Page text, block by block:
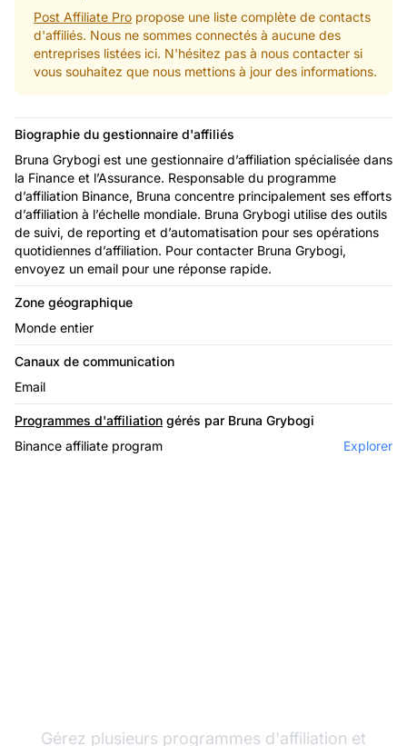
Post Affiliate Pro propose une liste complète de contacts
d'affiliés. Nous ne sommes connectés à aucune des
entreprises listées ici. N'hésitez pas à nous contacter si
vous souhaitez que nous mettions à jour des informations.
Biographie du gestionnaire d'affiliés
Bruna Grybogi est une gestionnaire d’affiliation spécialisée dans
la Finance et l’Assurance. Responsable du programme
d’affiliation Binance, Bruna concentre principalement ses efforts
d’affiliation à l’échelle mondiale. Bruna Grybogi utilise des outils
de suivi, de reporting et d’automatisation pour ses opérations
quotidiennes d’affiliation. Pour contacter Bruna Grybogi,
envoyez un email pour une réponse rapide.
Zone géographique
Monde entier
Canaux de communication
Email
Programmes d'affiliation gérés par Bruna Grybogi
Binance affiliate program
Explorer
Gérez plusieurs programmes d'affiliation et